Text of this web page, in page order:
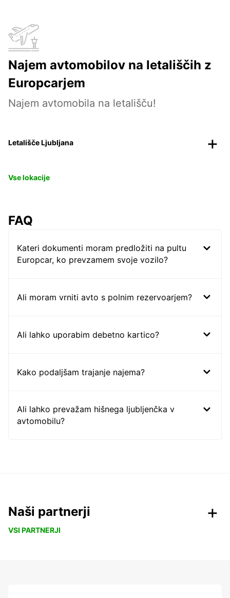
Najem avtomobilov na letališčih z
Europcarjem
Najem avtomobila na letališču!
Letališče Ljubljana
Vse lokacije
FAQ
Kateri dokumenti moram predložiti na pultu
Europcar, ko prevzamem svoje vozilo?
Ali moram vrniti avto s polnim rezervoarjem?
Ali lahko uporabim debetno kartico?
Kako podaljšam trajanje najema?
Ali lahko prevažam hišnega ljubljenčka v
avtomobilu?
Naši partnerji
VSI PARTNERJI